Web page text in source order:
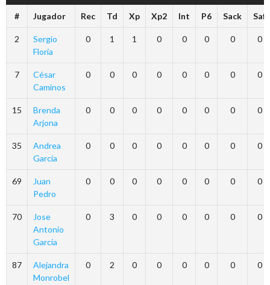
# Jugador Rec Td Xp Xp2 Int P6 Sack Saf
2
Sergio
Floría
0 1 1 0 0 0 0 0
7
César
Caminos
0 0 0 0 0 0 0 0
15
Brenda
Arjona
0 0 0 0 0 0 0 0
35
Andrea
Garcia
0 0 0 0 0 0 0 0
69
Juan
Pedro
0 0 0 0 0 0 0 0
70
Jose
Antonio
García
0 3 0 0 0 0 0 0
87
Alejandra
Monrobel
0 2 0 0 0 0 0 0